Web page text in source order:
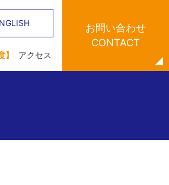
アクセス
お問い合わせ
CONTACT